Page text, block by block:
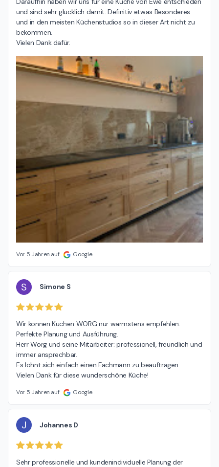
und sind sehr glücklich damit. Definitiv etwas Besonderes
und in den meisten Küchenstudios so in dieser Art nicht zu
bekommen.
Vielen Dank dafür.
Vor 5 Jahren auf Google
S Simone S
Wir können Küchen WORG nur wärmstens empfehlen.
Perfekte Planung und Ausführung.
Herr Worg und seine Mitarbeiter: professionell, freundlich und
immer ansprechbar.
Es lohnt sich einfach einen Fachmann zu beauftragen.
Vielen Dank für diese wunderschöne Küche!
Vor 5 Jahren auf Google
J Johannes D
Sehr professionelle und kundenindividuelle Planung der